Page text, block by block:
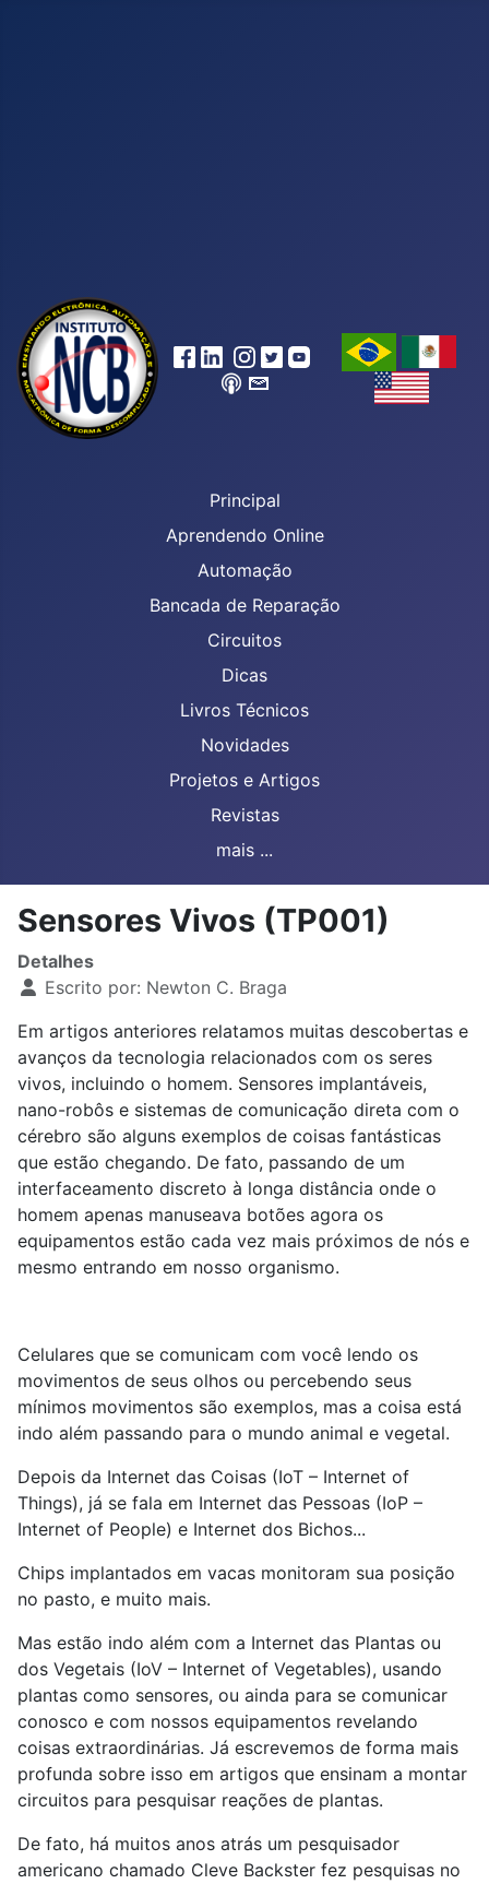
Principal
Aprendendo Online
Automação
Bancada de Reparação
Circuitos
Dicas
Livros Técnicos
Novidades
Projetos e Artigos
Revistas
mais ...
Sensores Vivos (TP001)
Detalhes
Escrito por: Newton C. Braga
Em artigos anteriores relatamos muitas descobertas e
avanços da tecnologia relacionados com os seres
vivos, incluindo o homem. Sensores implantáveis,
nano-robôs e sistemas de comunicação direta com o
cérebro são alguns exemplos de coisas fantásticas
que estão chegando. De fato, passando de um
interfaceamento discreto à longa distância onde o
homem apenas manuseava botões agora os
equipamentos estão cada vez mais próximos de nós e
mesmo entrando em nosso organismo.
Celulares que se comunicam com você lendo os
movimentos de seus olhos ou percebendo seus
mínimos movimentos são exemplos, mas a coisa está
indo além passando para o mundo animal e vegetal.
Depois da Internet das Coisas (IoT – Internet of
Things), já se fala em Internet das Pessoas (IoP –
Internet of People) e Internet dos Bichos...
Chips implantados em vacas monitoram sua posição
no pasto, e muito mais.
Mas estão indo além com a Internet das Plantas ou
dos Vegetais (IoV – Internet of Vegetables), usando
plantas como sensores, ou ainda para se comunicar
conosco e com nossos equipamentos revelando
coisas extraordinárias. Já escrevemos de forma mais
profunda sobre isso em artigos que ensinam a montar
circuitos para pesquisar reações de plantas.
De fato, há muitos anos atrás um pesquisador
americano chamado Cleve Backster fez pesquisas no